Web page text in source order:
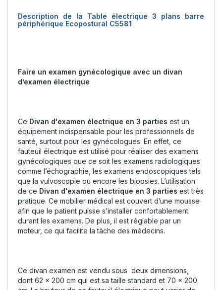
Description de la Table électrique 3 plans barre
périphérique Ecopostural C5581
Faire un examen gynécologique avec un divan
d’examen électrique
Ce Divan d'examen électrique en 3 parties est un
équipement indispensable pour les professionnels de
santé, surtout pour les gynécologues. En effet, ce
fauteuil électrique est utilisé pour réaliser des examens
gynécologiques que ce soit les examens radiologiques
comme l’échographie, les examens endoscopiques tels
que la vulvoscopie ou encore les biopsies. L’utilisation
de ce Divan d'examen électrique en 3 parties est très
pratique. Ce mobilier médical est couvert d’une mousse
afin que le patient puisse s’installer confortablement
durant les examens. De plus, il est réglable par un
moteur, ce qui facilite la tâche des médecins.
Ce divan examen est vendu sous deux dimensions,
dont 62 x 200 cm qui est sa taille standard et 70 x 200